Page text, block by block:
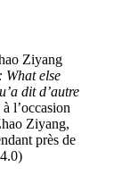
Ziyang
else
dit d’autre
l’occasion
Ziyang,
près de